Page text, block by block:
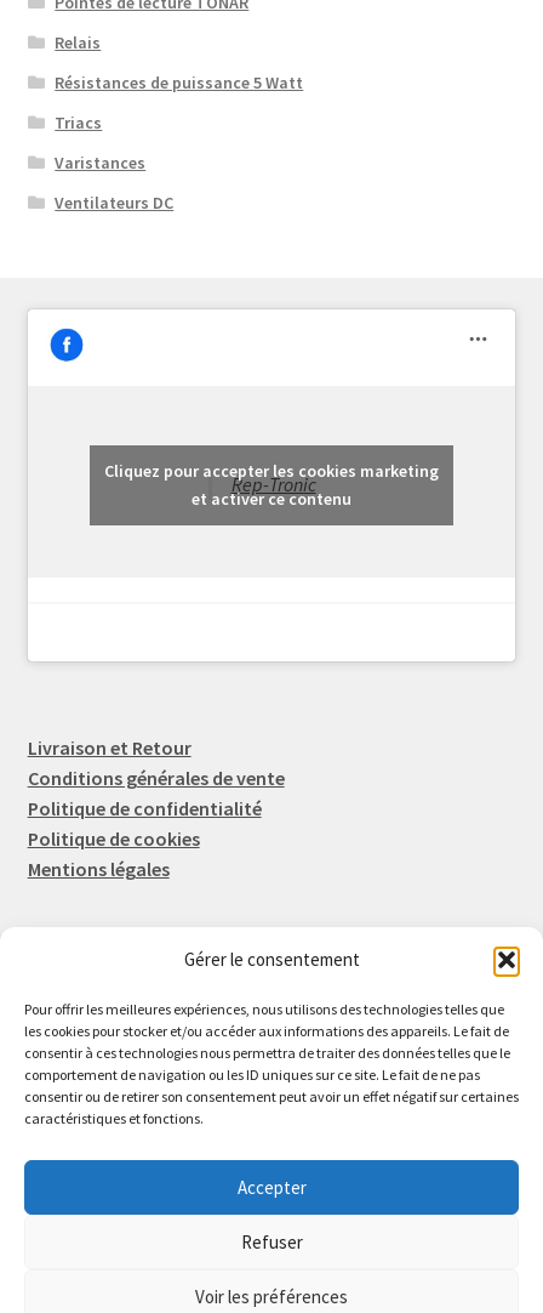
Gérer le consentement
Pour offrir les meilleures expériences, nous utilisons des technologies telles que
les cookies pour stocker et/ou accéder aux informations des appareils. Le fait de
consentir à ces technologies nous permettra de traiter des données telles que le
comportement de navigation ou les ID uniques sur ce site. Le fait de ne pas
consentir ou de retirer son consentement peut avoir un effet négatif sur certaines
caractéristiques et fonctions.
Accepter
Refuser
Voir les préférences
Relais
Résistances de puissance 5 Watt
Triacs
Varistances
Ventilateurs DC
Rep-Tronic
Cliquez pour accepter les cookies marketing
et activer ce contenu
Livraison et Retour
Conditions générales de vente
Politique de confidentialité
Politique de cookies
Mentions légales
Eric FORTIER EI
16 Rue de l'Espérance
14600 Honfleur
02 61 82 01 89